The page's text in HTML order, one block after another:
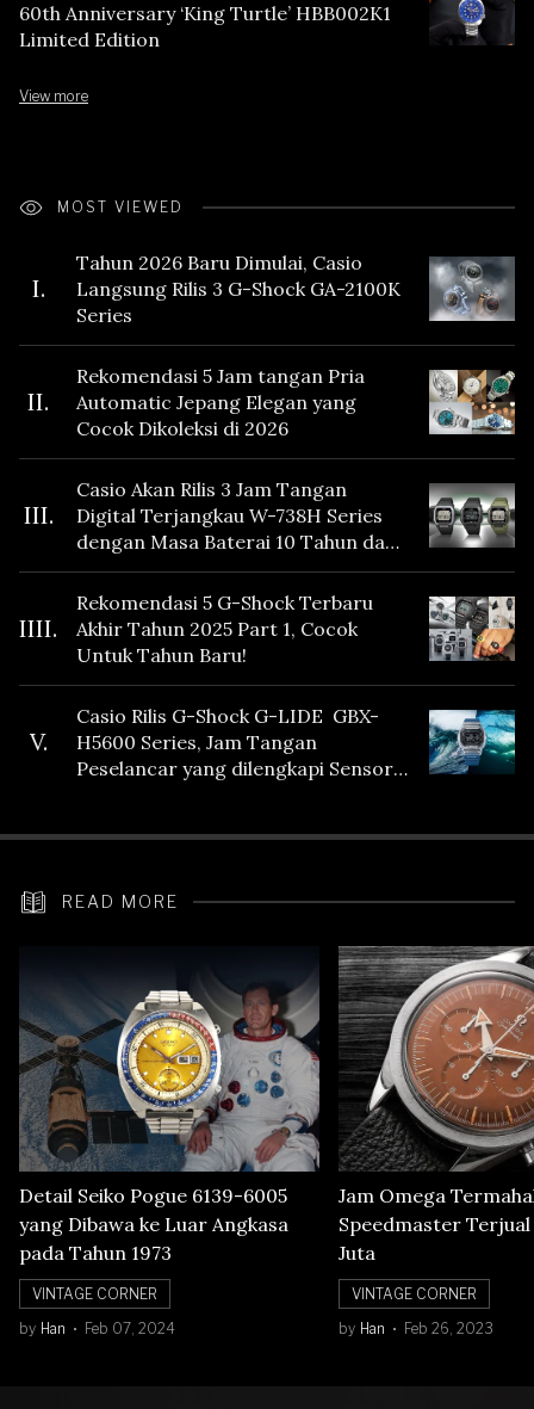
60th Anniversary ‘King Turtle’ HBB002K1
Limited Edition
View more
MOST VIEWED
I.
Tahun 2026 Baru Dimulai, Casio
Langsung Rilis 3 G-Shock GA-2100K
Series
II.
Rekomendasi 5 Jam tangan Pria
Automatic Jepang Elegan yang
Cocok Dikoleksi di 2026
III.
Casio Akan Rilis 3 Jam Tangan
Digital Terjangkau W-738H Series
dengan Masa Baterai 10 Tahun dan
Fitur Vibration
IIII.
Rekomendasi 5 G-Shock Terbaru
Akhir Tahun 2025 Part 1, Cocok
Untuk Tahun Baru!
V.
Casio Rilis G-Shock G-LIDE GBX-
H5600 Series, Jam Tangan
Peselancar yang dilengkapi Sensor
READ MORE
Detail Seiko Pogue 6139-6005
yang Dibawa ke Luar Angkasa
pada Tahun 1973
VINTAGE CORNER
by Han Feb 07, 2024
Jam Omega
Speedmaster Terjual
Juta
VINTAGE CORNER
by Han Feb 26, 2023